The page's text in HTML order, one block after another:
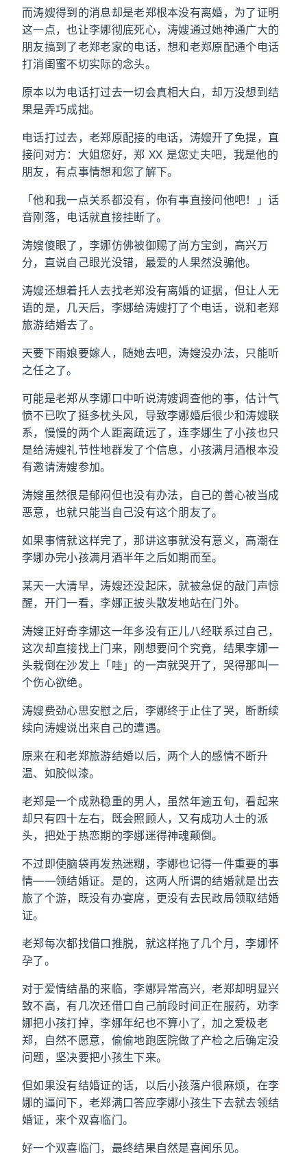
而涛嫂得到的消息却是老郑根本没有离婚，为了证明
这一点，也让李娜彻底死心，涛嫂通过她神通广大的
朋友搞到了老郑老家的电话，想和老郑原配通个电话
打消闺蜜不切实际的念头。
原本以为电话打过去一切会真相大白，却万没想到结
果是弄巧成拙。
电话打过去，老郑原配接的电话，涛嫂开了免提，直
接问对方：大姐您好，郑 XX 是您丈夫吧，我是他的
朋友，有点事情想和您了解下。
「他和我一点关系都没有，你有事直接问他吧！」话
音刚落，电话就直接挂断了。
涛嫂傻眼了，李娜仿佛被御赐了尚方宝剑，高兴万
分，直说自己眼光没错，最爱的人果然没骗他。
涛嫂还想着托人去找老郑没有离婚的证据，但让人无
语的是，几天后，李娜给涛嫂打了个电话，说和老郑
旅游结婚去了。
天要下雨娘要嫁人，随她去吧，涛嫂没办法，只能听
之任之了。
可能是老郑从李娜口中听说涛嫂调查他的事，估计气
愤不已吹了挺多枕头风，导致李娜婚后很少和涛嫂联
系，慢慢的两个人距离疏远了，连李娜生了小孩也只
是给涛嫂礼节性地群发了个信息，小孩满月酒根本没
有邀请涛嫂参加。
涛嫂虽然很是郁闷但也没有办法，自己的善心被当成
恶意，也就只能当自己没有这个朋友了。
如果事情就这样完了，那讲这事就没有意义，高潮在
李娜办完小孩满月酒半年之后如期而至。
某天一大清早，涛嫂还没起床，就被急促的敲门声惊
醒，开门一看，李娜正披头散发地站在门外。
涛嫂正好奇李娜这一年多没有正儿八经联系过自己，
这次却直接找上门来，刚想要问个究竟，结果李娜一
头栽倒在沙发上「哇」的一声就哭开了，哭得那叫一
个伤心欲绝。
涛嫂费劲心思安慰之后，李娜终于止住了哭，断断续
续向涛嫂说出来自己的遭遇。
原来在和老郑旅游结婚以后，两个人的感情不断升
温、如胶似漆。
老郑是一个成熟稳重的男人，虽然年逾五旬，看起来
却只有四十左右，既会照顾人，又有成功人士的派
头，把处于热恋期的李娜迷得神魂颠倒。
不过即使脑袋再发热迷糊，李娜也记得一件重要的事
情——领结婚证。是的，这两人所谓的结婚就是出去
旅了个游，既没有办宴席，更没有去民政局领取结婚
证。
老郑每次都找借口推脱，就这样拖了几个月，李娜怀
孕了。
对于爱情结晶的来临，李娜异常高兴，老郑却明显兴
致不高，有几次还借口自己前段时间正在服药，劝李
娜把小孩打掉，李娜年纪也不算小了，加之爱极老
郑，自然不愿意，偷偷地跑医院做了产检之后确定没
问题，坚决要把小孩生下来。
但如果没有结婚证的话，以后小孩落户很麻烦，在李
娜的逼问下，老郑满口答应李娜小孩生下去就去领结
婚证，来个双喜临门。
好一个双喜临门，最终结果自然是喜闻乐见。